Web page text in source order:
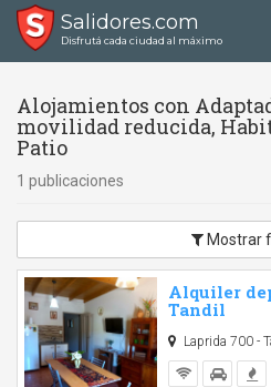
Salidores.com
Disfrutá cada ciudad al máximo
Alojamientos con
movilidad reducida,
Patio
1 publicaciones
Mostrar
Alquiler
Tandil
Laprida 700 -